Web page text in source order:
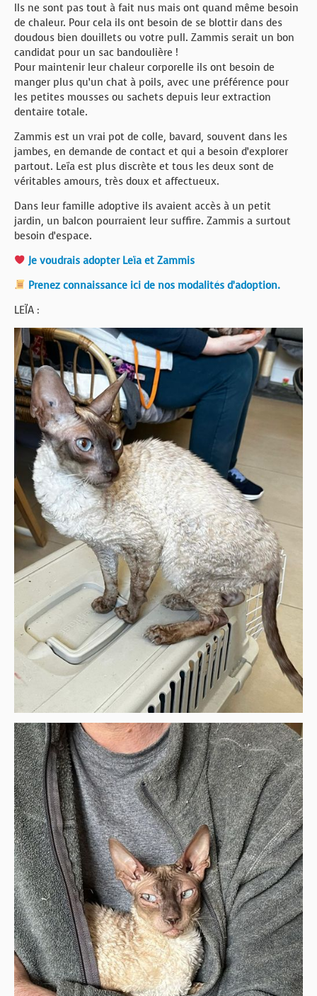
Ils ne sont pas tout à fait nus mais ont quand même besoin
de chaleur. Pour cela ils ont besoin de se blottir dans des
doudous bien douillets ou votre pull. Zammis serait un bon
candidat pour un sac bandoulière !
Pour maintenir leur chaleur corporelle ils ont besoin de
manger plus qu’un chat à poils, avec une préférence pour
les petites mousses ou sachets depuis leur extraction
dentaire totale.
Zammis est un vrai pot de colle, bavard, souvent dans les
jambes, en demande de contact et qui a besoin d’explorer
partout. Leïa est plus discrète et tous les deux sont de
véritables amours, très doux et affectueux.
Dans leur famille adoptive ils avaient accès à un petit
jardin, un balcon pourraient leur suffire. Zammis a surtout
besoin d’espace.
Je voudrais adopter Leïa et Zammis
Prenez connaissance ici de nos modalités d’adoption.
LEÏA :